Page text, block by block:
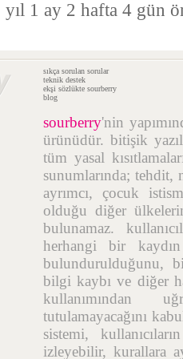
yıl 1 ay 2 hafta 4 gün
sıkça sorulan sorular
teknik destek
ekşi sözlükte sourberry
blog
sourberry'nin
ürünüdür. bitişik
tüm yasal
sunumlarında; tehdit,
ayrımcı, çocuk
olduğu diğer ülkelerin
bulunamaz.
herhangi bir
bulundurulduğunu,
bilgi kaybı ve diğer
kullanımından
tutulamayacağını
sistemi,
izleyebilir, kurallara